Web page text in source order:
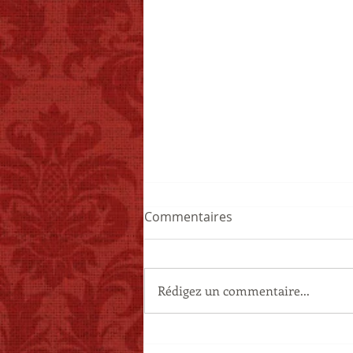
Haute Couture
Commentaires
Rédigez un commentaire...